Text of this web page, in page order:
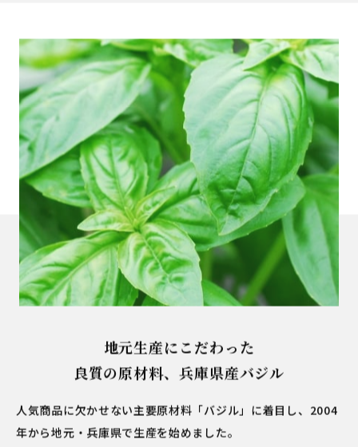
地元生産にこだわった
良質の原材料、兵庫県産バジル
人気商品に欠かせない主要原材料「バジル」に着目し、2004
年から地元・兵庫県で生産を始めました。